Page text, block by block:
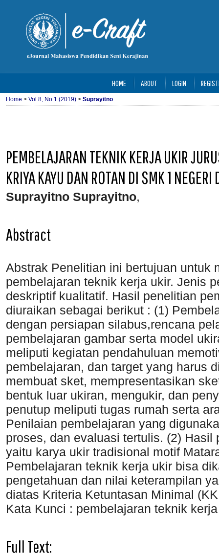
HOME ABOUT LOGIN
Home > Vol 8, No 1 (2019) > Suprayitno
PEMBELAJARAN TEKNIK KERJA UKIR
KRIYA KAYU DAN ROTAN DI SMK 1
Suprayitno Suprayitno,
Abstract
Abstrak Penelitian ini bertujuan untuk
pembelajaran teknik kerja ukir. Jenis
deskriptif kualitatif. Hasil penelitian
diuraikan sebagai berikut : (1)
dengan persiapan silabus,rencana
pembelajaran gambar serta model
meliputi kegiatan pendahuluan
pembelajaran, dan target yang harus
membuat sket, mempresentasikan
bentuk luar ukiran, mengukir, dan
penutup meliputi tugas rumah serta
Penilaian pembelajaran yang
proses, dan evaluasi tertulis. (2)
yaitu karya ukir tradisional motif
Pembelajaran teknik kerja ukir bisa
pengetahuan dan nilai keterampilan
diatas Kriteria Ketuntasan Minimal
Kata Kunci : pembelajaran teknik
Full Text: